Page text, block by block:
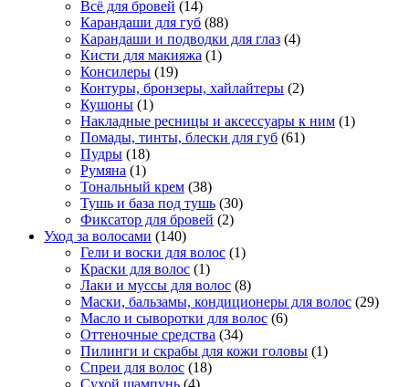
Всё для бровей (14)
Карандаши для губ (88)
Карандаши и подводки для глаз (4)
Кисти для макияжа (1)
Консилеры (19)
Контуры, бронзеры, хайлайтеры (2)
Кушоны (1)
Накладные ресницы и аксессуары к ним (1)
Помады, тинты, блески для губ (61)
Пудры (18)
Румяна (1)
Тональный крем (38)
Тушь и база под тушь (30)
Фиксатор для бровей (2)
Уход за волосами (140)
Гели и воски для волос (1)
Краски для волос (1)
Лаки и муссы для волос (8)
Маски, бальзамы, кондиционеры для волос (29)
Масло и сыворотки для волос (6)
Оттеночные средства (34)
Пилинги и скрабы для кожи головы (1)
Спреи для волос (18)